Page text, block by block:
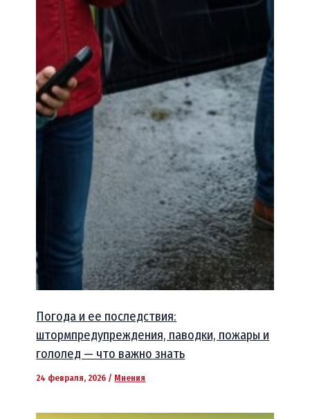
Погода и ее последствия:
штормпредупреждения, паводки, пожары и
гололед — что важно знать
24 февраля, 2026 / Мнения